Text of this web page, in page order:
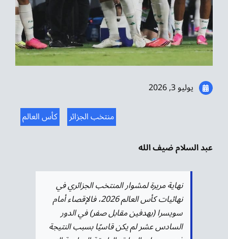
يوليو 3, 2026
كأس العالم
منتخب الجزائر
عبد السلام ضيف الله
نهاية مريرة لمشوار المنتخب الجزائري في
نهائيات كأس العالم 2026، فالإقصاء أمام
سويسرا (بهدفين مقابل صفر) في الدور
السادس عشر لم يكن قاسيًا بسبب النتيجة